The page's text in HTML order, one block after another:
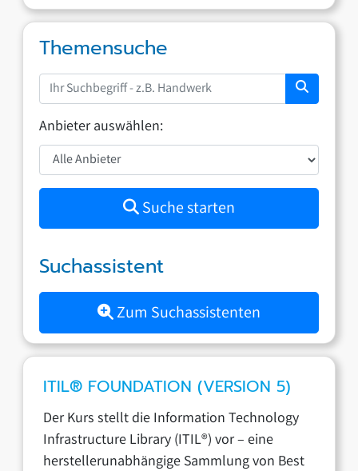
Themensuche
Anbieter auswählen:
Suche starten
Suchassistent
Zum Suchassistenten
ITIL® FOUNDATION (VERSION 5)
Der Kurs stellt die Information Technology
Infrastructure Library (ITIL®) vor – eine
herstellerunabhängige Sammlung von Best